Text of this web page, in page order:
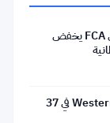
إطلاق واجهة برمجة التطبيقات لدليل FCA يخفض
إطلاق بطاقة Western Union Stablecard في 37